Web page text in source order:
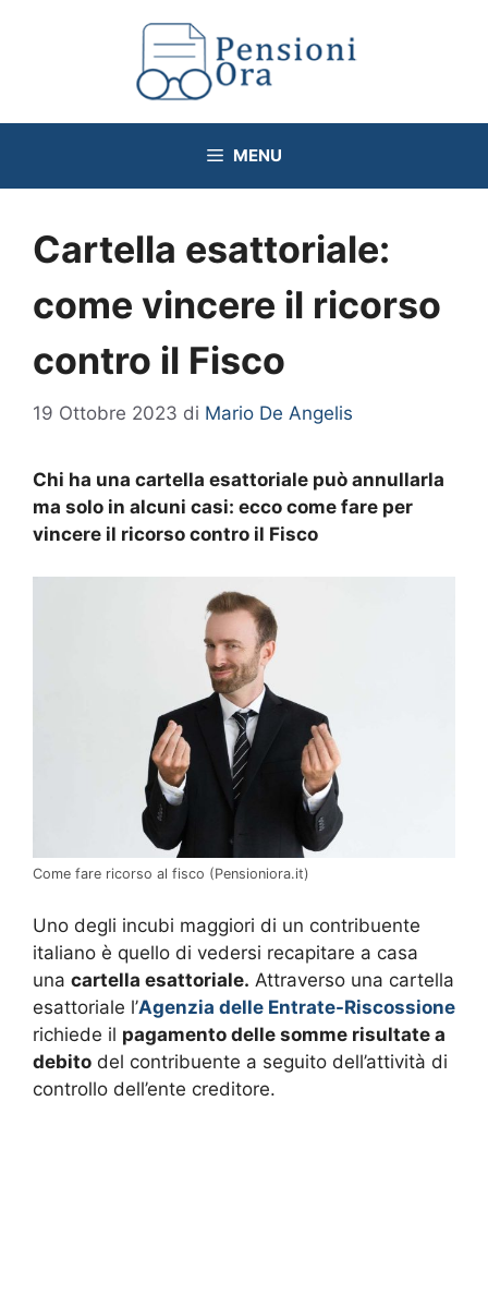
MENU
Cartella esattoriale:
come vincere il ricorso
contro il Fisco
19 Ottobre 2023 di Mario De Angelis
Chi ha una cartella esattoriale può annullarla
ma solo in alcuni casi: ecco come fare per
vincere il ricorso contro il Fisco
Come fare ricorso al fisco (Pensioniora.it)
Uno degli incubi maggiori di un contribuente
italiano è quello di vedersi recapitare a casa
una cartella esattoriale. Attraverso una cartella
esattoriale l’Agenzia delle Entrate-Riscossione
richiede il pagamento delle somme risultate a
debito del contribuente a seguito dell’attività di
controllo dell’ente creditore.